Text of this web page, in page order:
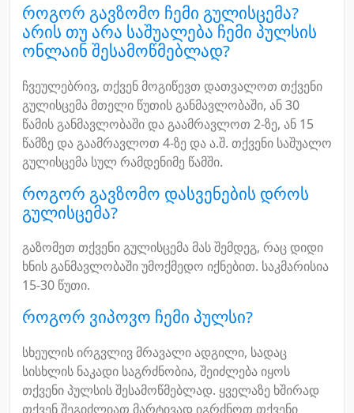
როგორ გავზომო ჩემი გულისცემა?
არის თუ არა საშუალება ჩემი პულსის
ონლაინ შესამოწმებლად?
ჩვეულებრივ, თქვენ მოგიწევთ დათვალოთ თქვენი
გულისცემა მთელი წუთის განმავლობაში, ან 30
წამის განმავლობაში და გაამრავლოთ 2-ზე, ან 15
წამზე და გაამრავლოთ 4-ზე და ა.შ. თქვენი საშუალო
გულისცემა სულ რამდენიმე წამში.
როგორ გავზომო დასვენების დროს
გულისცემა?
გაზომეთ თქვენი გულისცემა მას შემდეგ, რაც დიდი
ხნის განმავლობაში უმოქმედო იქნებით. საკმარისია
15-30 წუთი.
როგორ ვიპოვო ჩემი პულსი?
სხეულის ირგვლივ მრავალი ადგილი, სადაც
სისხლის ნაკადი საგრძნობია, შეიძლება იყოს
თქვენი პულსის შესამოწმებლად. ყველაზე ხშირად
თქვენ შეგიძლიათ მარტივად იგრძნოთ თქვენი